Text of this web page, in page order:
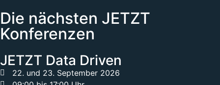
Die nächsten JETZT
Konferenzen
JETZT Data Driven
22. und 23. September 2026